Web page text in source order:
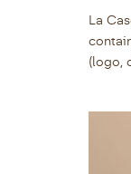
La
(logo,